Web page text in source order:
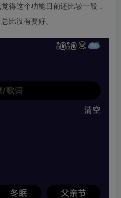
得这个功能目前还比较一般，
比没有要好。